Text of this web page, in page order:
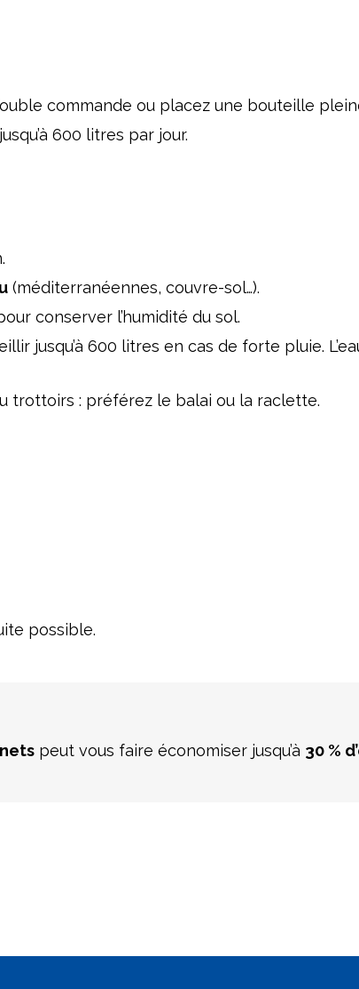
commande ou placez une bouteille
600 litres par jour.
(méditerranéennes, couvre-sol…).
conserver l’humidité du sol.
jusqu’à 600 litres en cas de forte pluie.
trottoirs : préférez le balai ou la raclette.
possible.
peut vous faire économiser jusqu’à 30 %